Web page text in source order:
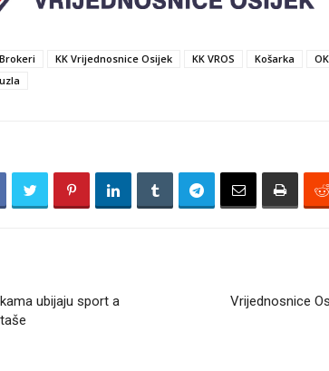
Brokeri KK Vrijednosnice Osijek KK VROS Košarka
ubijaju sport a
Vrijednosnice